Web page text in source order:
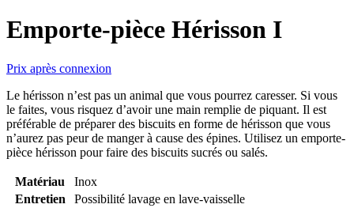
Emporte-pièce Hérisson I
Prix après connexion
Le hérisson n’est pas un animal que vous pourrez caresser. Si vous
le faites, vous risquez d’avoir une main remplie de piquant. Il est
préférable de préparer des biscuits en forme de hérisson que vous
n’aurez pas peur de manger à cause des épines. Utilisez un emporte-
pièce hérisson pour faire des biscuits sucrés ou salés.
Matériau
Inox
Entretien
Possibilité lavage en lave-vaisselle